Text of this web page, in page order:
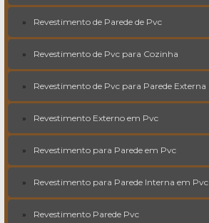
Revestimento de Parede de Pvc
Revestimento de Pvc para Cozinha
Revestimento de Pvc para Parede Externa
Revestimento Externo em Pvc
Revestimento para Parede em Pvc
Revestimento para Parede Interna em Pvc
Revestimento Parede Pvc